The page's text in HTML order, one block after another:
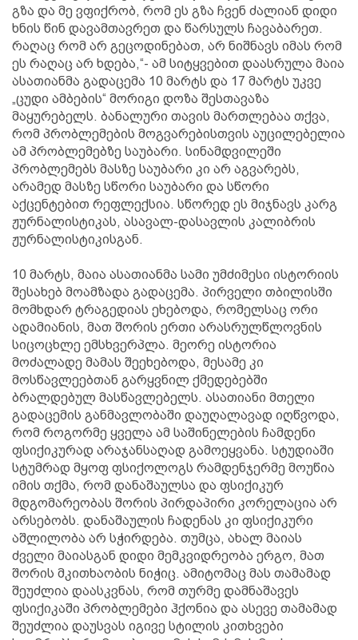
გზა და მე ვფიქრობ, რომ ეს გზა ჩვენ ძალიან დიდი
ხნის წინ დავამთავრეთ და წარსულს ჩავაბარეთ.
რაღაც რომ არ გეცოდინებათ, არ ნიშნავს იმას რომ
ეს რაღაც არ ხდება,“- ამ სიტყვებით დაასრულა მაია
ასათიანმა გადაცემა 10 მარტს და 17 მარტს უკვე
„ცუდი ამბების“ მორიგი დოზა შესთავაზა
მაყურებელს. ბანალური თავის მართლებაა თქვა,
რომ პრობლემების მოგვარებისთვის აუცილებელია
ამ პრობლემებზე საუბარი. სინამდვილეში
პრობლემებს მასზე საუბარი კი არ აგვარებს,
არამედ მასზე სწორი საუბარი და სწორი
აქცენტებით რეფლექსია. სწორედ ეს მიჯნავს კარგ
ჟურნალისტიკას, ასავალ-დასავლის კალიბრის
ჟურნალისტიკისგან.
10 მარტს, მაია ასათიანმა სამი უმძიმესი ისტორიის
შესახებ მოამზადა გადაცემა. პირველი თბილისში
მომხდარ ტრაგედიას ეხებოდა, რომელსაც ორი
ადამიანის, მათ შორის ერთი არასრულწლოვნის
სიცოცხლე ემსხვერპლა. მეორე ისტორია
მოძალადე მამას შეეხებოდა, მესამე კი
მოსწავლეებთან გარყვნილ ქმედებებში
ბრალდებულ მასწავლებელს. ასათიანი მთელი
გადაცემის განმავლობაში დაუღალავად იღწვოდა,
რომ როგორმე ყველა ამ საშინელების ჩამდენი
ფსიქიკურად არაჯანსაღად გამოეყვანა. სტუდიაში
სტუმრად მყოფ ფსიქოლოგს რამდენჯერმე მოუწია
იმის თქმა, რომ დანაშაულსა და ფსიქიკურ
მდგომარეობას შორის პირდაპირი კორელაცია არ
არსებობს. დანაშაულის ჩადენას კი ფსიქიკური
აშლილობა არ სჭირდება. თუმცა, ახალ მაიას
ძველი მაიასგან დიდი მემკვიდრეობა ერგო, მათ
შორის მკითხაობის ნიჭიც. ამიტომაც მას თამამად
შეუძლია დაასკვნას, რომ თურმე დამნაშავეს
ფსიქიკაში პრობლემები ჰქონია და ასევე თამამად
შეუძლია დაუსვას იგივე სტილის კითხვები